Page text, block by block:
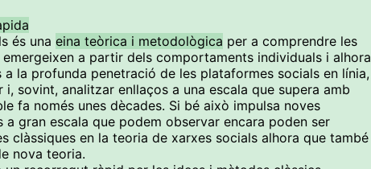
és una eina teòrica i metodològica per a comprendre les
a partir dels comportaments individuals i alhora
a la profunda penetració de les plataformes socials en línia,
sovint, analitzar enllaços a una escala que supera amb
fa només unes dècades. Si bé això impulsa noves
a gran escala que podem observar encara poden ser
clàssiques en la teoria de xarxes socials alhora que també
nova teoria.